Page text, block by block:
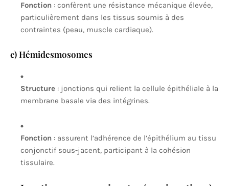
Fonction : confèrent une résistance mécanique élevée,
particulièrement dans les tissus soumis à des
contraintes (peau, muscle cardiaque).
c) Hémidesmosomes
Structure : jonctions qui relient la cellule épithéliale à la
membrane basale via des intégrines.
Fonction : assurent l’adhérence de l’épithélium au tissu
conjonctif sous-jacent, participant à la cohésion
tissulaire.